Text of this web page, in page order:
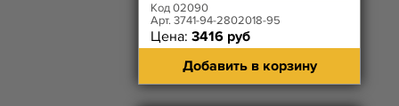
Код 02090
Арт. 3741-94-2802018-95
Цена: 3416 руб
Добавить в корзину